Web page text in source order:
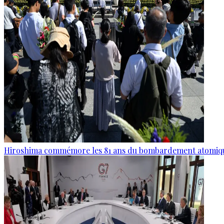
Hiroshima commémore les 81 ans du bombardement